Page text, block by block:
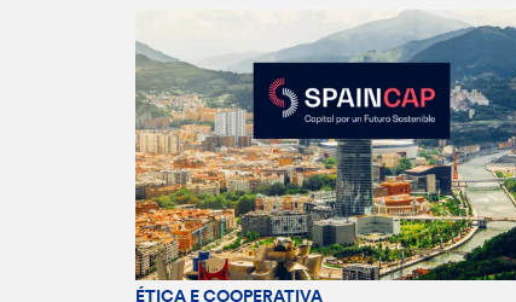
ÉTICA E COOPERATIVA